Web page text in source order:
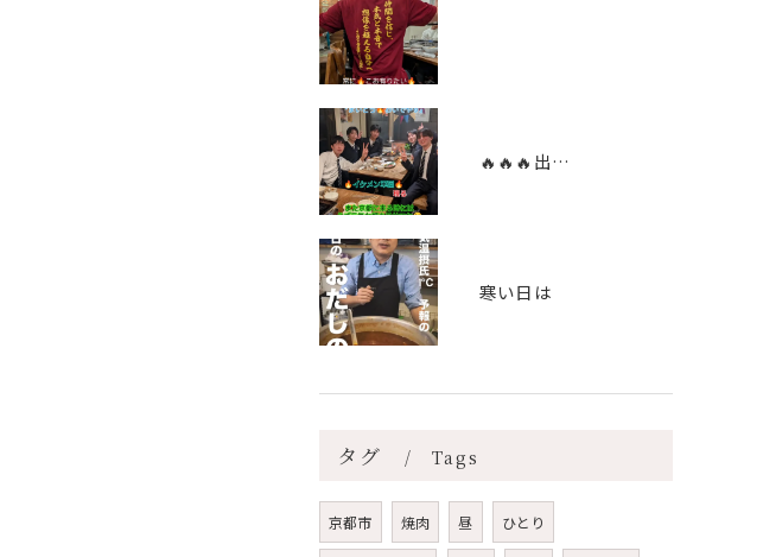
🔥🔥🔥出逢いに感謝🔥🔥🔥
寒い日は
タグ Tags
京都市 焼肉 昼 ひとり